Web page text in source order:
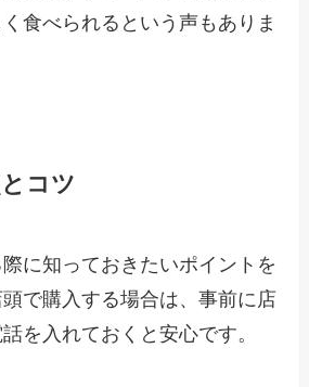
食べられるという声もありま
コツ
に知っておきたいポイントを
で購入する場合は、事前に店
を入れておくと安心です。